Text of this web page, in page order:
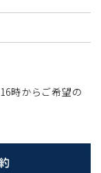
時からご希望の